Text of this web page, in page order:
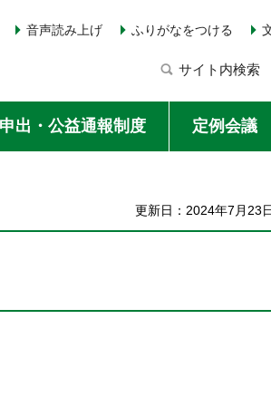
音声読み上げ ふりがなをつける
サイト内検索
出・公益通報制度 定例会議
更新日：2024年7月23